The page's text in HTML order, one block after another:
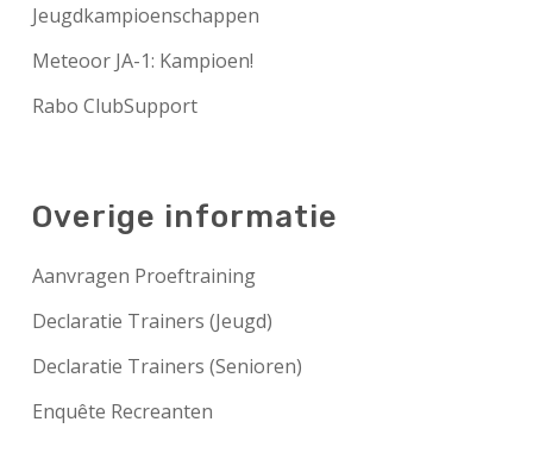
Jeugdkampioenschappen
Meteoor JA-1: Kampioen!
Rabo ClubSupport
Overige informatie
Aanvragen Proeftraining
Declaratie Trainers (Jeugd)
Declaratie Trainers (Senioren)
Enquête Recreanten